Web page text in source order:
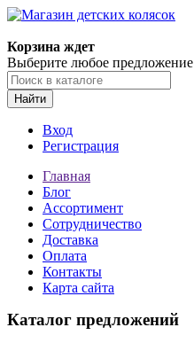
Корзина ждет
Выберите любое предложение
Найти
Вход
Регистрация
Главная
Блог
Ассортимент
Сотрудничество
Доставка
Оплата
Контакты
Карта сайта
Каталог предложений